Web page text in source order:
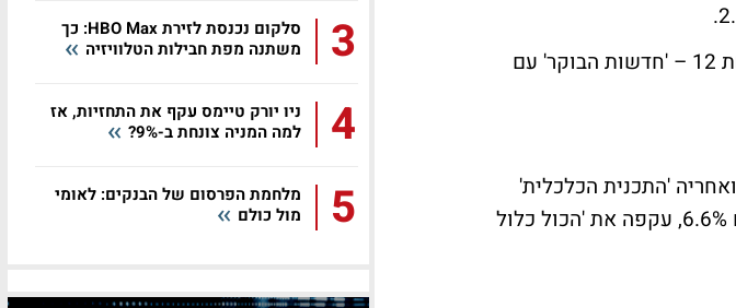
'העולם הבוקר' (רשת 13) הניבה 4.1%, פי 2 מהמתחרה בקשת 12 – 'חדשות הבוקר' עם
טוב עם גיא פינס' (קשת 12) קיבלה 9.6%, ואחריה 'התכנית הכלכלית'
(חדשות 2 בקשת) עם 11.7%. 'לפני החדשות עם לוסי ואודי' (רשת 13) עם 6.6%, עקפה את 'הכול כלול
3
סלקום נכנסת לזירת HBO Max: כך
משתנה מפת חבילות הטלוויזיה
4
ניו יורק טיימס עקף את התחזיות, אז
למה המניה צונחת ב-9%?
5
מלחמת הפרסום של הבנקים: לאומי
מול כולם